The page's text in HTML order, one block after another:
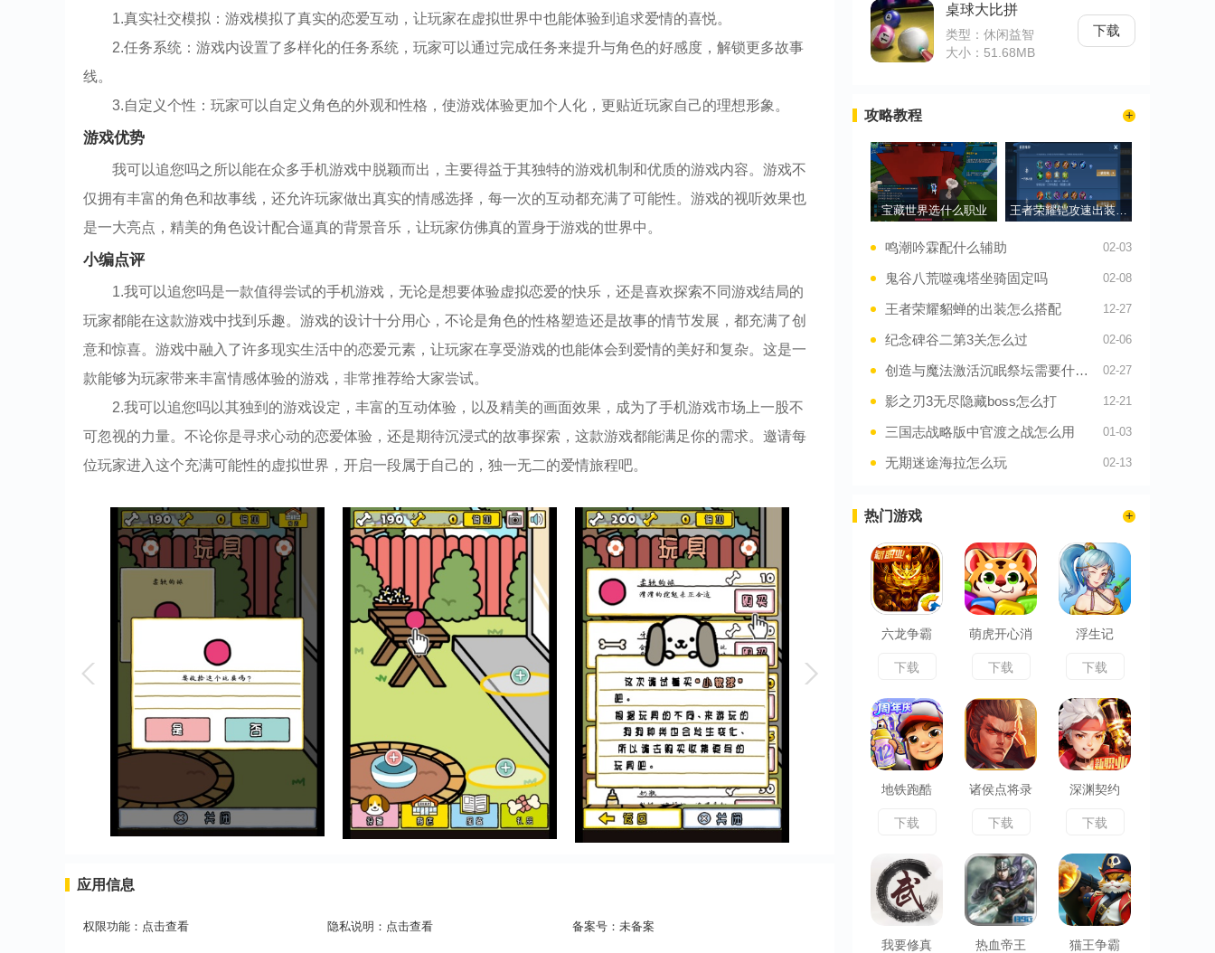
1.真实社交模拟：游戏模拟了真实的恋爱互动，让玩家在虚拟世界中也能体验到追求爱情的喜悦。
2.任务系统：游戏内设置了多样化的任务系统，玩家可以通过完成任务来提升与角色的好感度，解锁更多故事
线。
3.自定义个性：玩家可以自定义角色的外观和性格，使游戏体验更加个人化，更贴近玩家自己的理想形象。
游戏优势
我可以追您吗之所以能在众多手机游戏中脱颖而出，主要得益于其独特的游戏机制和优质的游戏内容。游戏不
仅拥有丰富的角色和故事线，还允许玩家做出真实的情感选择，每一次的互动都充满了可能性。游戏的视听效果也
是一大亮点，精美的角色设计配合逼真的背景音乐，让玩家仿佛真的置身于游戏的世界中。
小编点评
1.我可以追您吗是一款值得尝试的手机游戏，无论是想要体验虚拟恋爱的快乐，还是喜欢探索不同游戏结局的
玩家都能在这款游戏中找到乐趣。游戏的设计十分用心，不论是角色的性格塑造还是故事的情节发展，都充满了创
意和惊喜。游戏中融入了许多现实生活中的恋爱元素，让玩家在享受游戏的也能体会到爱情的美好和复杂。这是一
款能够为玩家带来丰富情感体验的游戏，非常推荐给大家尝试。
2.我可以追您吗以其独到的游戏设定，丰富的互动体验，以及精美的画面效果，成为了手机游戏市场上一股不
可忽视的力量。不论你是寻求心动的恋爱体验，还是期待沉浸式的故事探索，这款游戏都能满足你的需求。邀请每
位玩家进入这个充满可能性的虚拟世界，开启一段属于自己的，独一无二的爱情旅程吧。
应用信息
权限功能： 点击查看 隐私说明： 点击查看 备案号： 未备案
桌球大比拼
类型：休闲益智
大小：51.68MB
下载
攻略教程
宝藏世界选什么职业 王者荣耀铠攻速出装铭文怎么搭配
鸣潮吟霖配什么辅助 02-03
鬼谷八荒噬魂塔坐骑固定吗 02-08
王者荣耀貂蝉的出装怎么搭配 12-27
纪念碑谷二第3关怎么过 02-06
创造与魔法激活沉眠祭坛需要什么道具 02-27
影之刃3无尽隐藏boss怎么打 12-21
三国志战略版中官渡之战怎么用 01-03
无期迷途海拉怎么玩 02-13
热门游戏
六龙争霸
下载
萌虎开心消
下载
浮生记
下载
地铁跑酷
下载
诸侯点将录
下载
深渊契约
下载
我要修真 热血帝王 猫王争霸